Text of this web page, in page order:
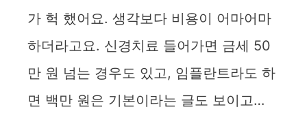
가 헉 했어요. 생각보다 비용이 어마어마
하더라고요. 신경치료 들어가면 금세 50
만 원 넘는 경우도 있고, 임플란트라도 하
면 백만 원은 기본이라는 글도 보이고…